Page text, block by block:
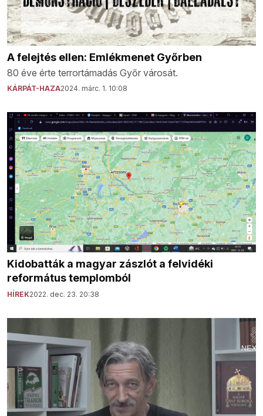
A felejtés ellen: Emlékmenet Győrben
80 éve érte terrortámadás Győr városát.
KÁRPÁT-HAZA2024. márc. 1. 10:08
Kidobatták a magyar zászlót a felvidéki
református templomból
HÍREK2022. dec. 23. 20:38